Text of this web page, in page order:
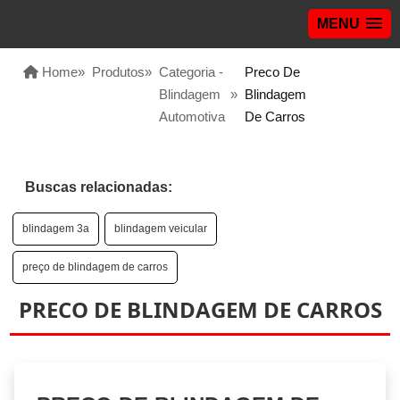
MENU
Home» Produtos» Categoria -
Blindagem
Automotiva
»
Preco De
Blindagem
De Carros
Buscas relacionadas:
blindagem 3a blindagem veicular
preço de blindagem de carros
PRECO DE BLINDAGEM DE CARROS